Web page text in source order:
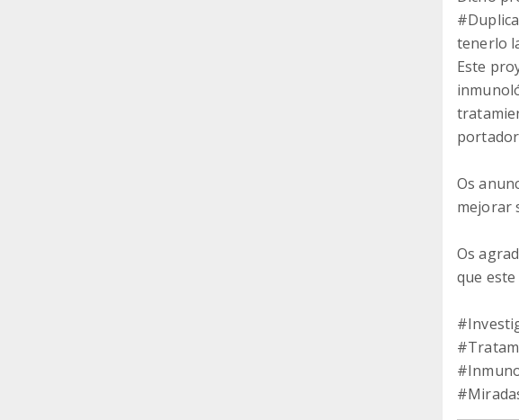
tenerlo
Este
Os
mejorar
Os
que